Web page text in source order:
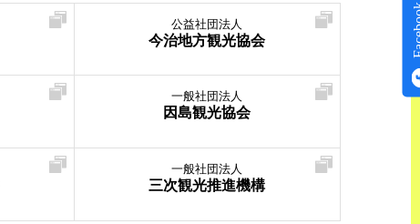
公益社団法人
今治地方観光協会
一般社団法人
因島観光協会
一般社団法人
三次観光推進機構